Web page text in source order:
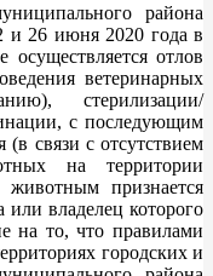
района
и 26 июня 2020 года в
отлов
ветеринарных
стерилизации/
с последующим
связи с отсутствием
на территории
животным признается
или владелец которого
на то, что правилами
городских и